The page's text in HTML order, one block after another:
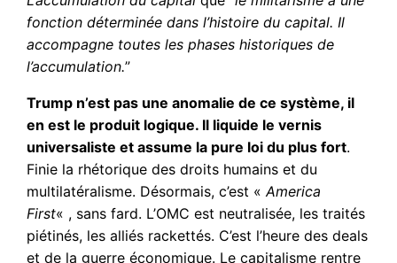
fonction déterminée dans l’histoire du capital. Il
accompagne toutes les phases historiques de
l’accumulation.”
Trump n’est pas une anomalie de ce système, il
en est le produit logique. Il liquide le vernis
universaliste et assume la pure loi du plus fort.
Finie la rhétorique des droits humains et du
multilatéralisme. Désormais, c’est «America
First« , sans fard. L’OMC est neutralisée, les traités
piétinés, les alliés rackettés. C’est l’heure des deals
et de la guerre économique. Le capitalisme rentre